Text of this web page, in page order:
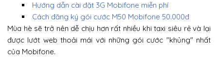
Hướng dẫn cài đặt 3G Mobifone miễn phí
Cách đăng ký gói cước M50 Mobifone 50.000đ
Mùa hè sẽ trở nên dễ chịu hơn rất nhiều khi taxi siêu rẻ và lại
được lướt web thoải mái với những gói cước "khủng" nhất
của Mobifone.